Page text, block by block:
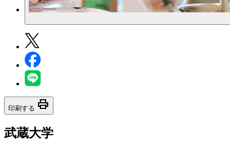
印刷する print
武蔵大学